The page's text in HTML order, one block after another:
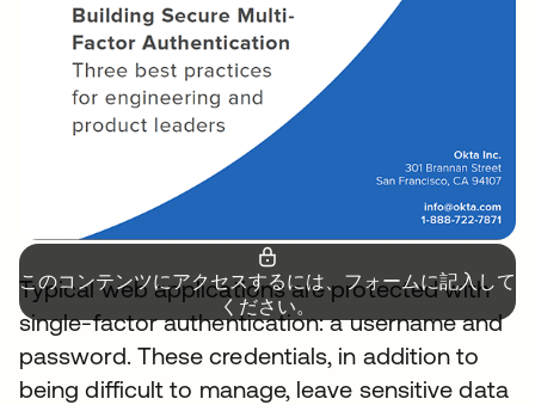
このコンテンツにアクセスするには、フォームに記入して
ください。
Typical web applications are protected with
single-factor authentication: a username and
password. These credentials, in addition to
being difficult to manage, leave sensitive data